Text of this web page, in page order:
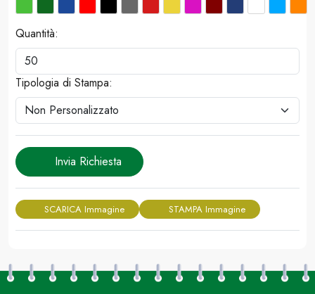
Quantità:
Tipologia di Stampa:
Invia Richiesta
SCARICA Immagine STAMPA Immagine